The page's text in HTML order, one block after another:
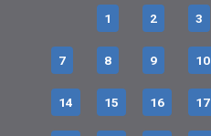
1 2 3
7 8 9 10
14 15 16 17